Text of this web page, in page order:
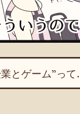
とゲーム”っ